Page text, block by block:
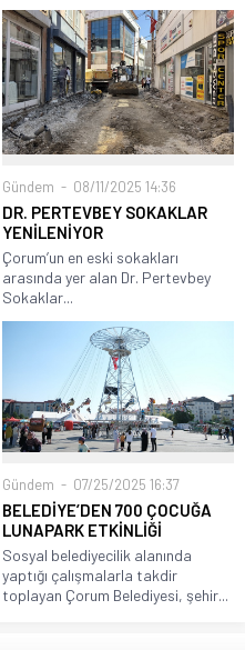
Gündem 08/11/2025 14:36
DR. PERTEVBEY SOKAKLAR
YENİLENİYOR
Çorum’un en eski sokakları
arasında yer alan Dr. Pertevbey
Sokaklar...
Gündem 07/25/2025 16:37
BELEDİYE’DEN 700 ÇOCUĞA
LUNAPARK ETKİNLİĞİ
Sosyal belediyecilik alanında
yaptığı çalışmalarla takdir
toplayan Çorum Belediyesi, şehir...